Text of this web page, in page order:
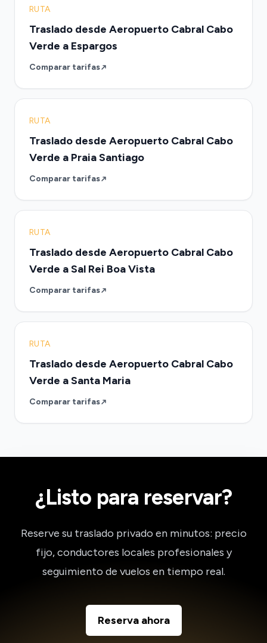
RUTA
Traslado desde Aeropuerto Cabral Cabo
Verde a Espargos
Comparar tarifas
RUTA
Traslado desde Aeropuerto Cabral Cabo
Verde a Praia Santiago
Comparar tarifas
RUTA
Traslado desde Aeropuerto Cabral Cabo
Verde a Sal Rei Boa Vista
Comparar tarifas
RUTA
Traslado desde Aeropuerto Cabral Cabo
Verde a Santa Maria
Comparar tarifas
¿Listo para reservar?
Reserve su traslado privado en minutos: precio
fijo, conductores locales profesionales y
seguimiento de vuelos en tiempo real.
Reserva ahora